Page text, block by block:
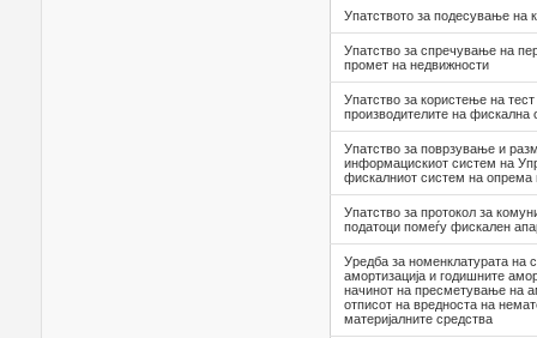
Упатството за подесување на
Упатство за спречување на
промет на недвижности
Упатство за користење на
производителите на фискална
Упатство за поврзување и
информацискиот систем на
фискалниот систем на опрема
Упатство за протокол за
податоци помеѓу фискален
Уредба за номенклатурата на
амортизација и годишните
начинот на пресметување на
отписот на вредноста на
материјалните средства